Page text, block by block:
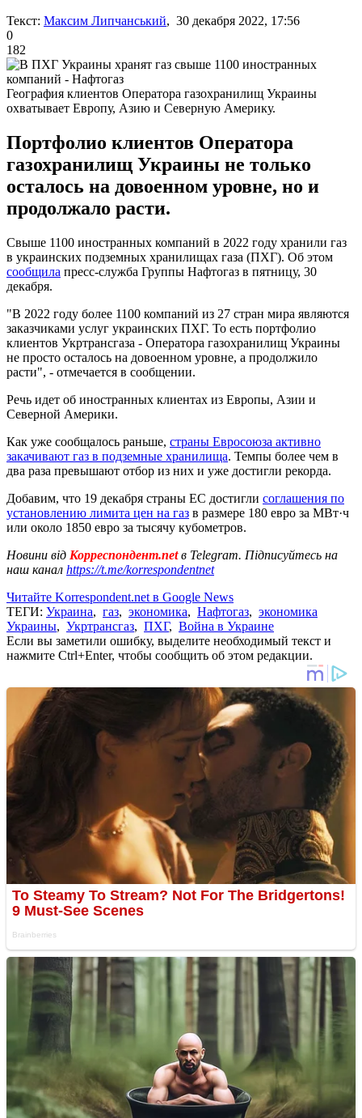
Текст: Максим Липчанський, 30 декабря 2022, 17:56
0
182
География клиентов Оператора газохранилищ Украины
охватывает Европу, Азию и Северную Америку.
Портфолио клиентов Оператора
газохранилищ Украины не только
осталось на довоенном уровне, но и
продолжало расти.
Свыше 1100 иностранных компаний в 2022 году хранили газ
в украинских подземных хранилищах газа (ПХГ). Об этом
сообщила пресс-служба Группы Нафтогаз в пятницу, 30
декабря.
"В 2022 году более 1100 компаний из 27 стран мира являются
заказчиками услуг украинских ПХГ. То есть портфолио
клиентов Укртрансгаза - Оператора газохранилищ Украины
не просто осталось на довоенном уровне, а продолжило
расти", - отмечается в сообщении.
Речь идет об иностранных клиентах из Европы, Азии и
Северной Америки.
Как уже сообщалось раньше, страны Евросоюза активно
закачивают газ в подземные хранилища. Темпы более чем в
два раза превышают отбор из них и уже достигли рекорда.
Добавим, что 19 декабря страны ЕС достигли соглашения по
установлению лимита цен на газ в размере 180 евро за МВт·ч
или около 1850 евро за тысячу кубометров.
Новини від Корреспондент.netв Telegram. Підписуйтесь на
наш канал https://t.me/korrespondentnet
Читайте Korrespondent.net в Google News
ТЕГИ: Украина, газ, экономика, Нафтогаз, экономика
Украины, Укртрансгаз, ПХГ, Война в Украине
Если вы заметили ошибку, выделите необходимый текст и
нажмите Ctrl+Enter, чтобы сообщить об этом редакции.